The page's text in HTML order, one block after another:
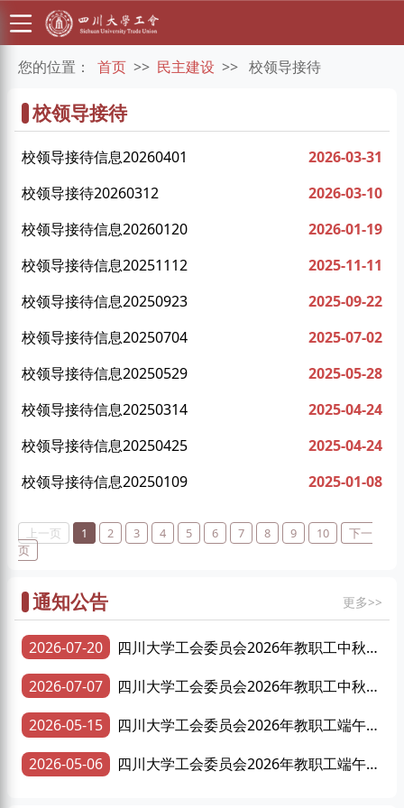
您的位置： 首页 >> 民主建设 >> 校领导接待
校领导接待
校领导接待信息20260401
2026-03-31
校领导接待20260312
2026-03-10
校领导接待信息20260120
2026-01-19
校领导接待信息20251112
2025-11-11
校领导接待信息20250923
2025-09-22
校领导接待信息20250704
2025-07-02
校领导接待信息20250529
2025-05-28
校领导接待信息20250314
2025-04-24
校领导接待信息20250425
2025-04-24
校领导接待信息20250109
2025-01-08
上一页 1 2 3 4 5 6 7 8 9 10
下一
页
通知公告 更多>>
2026-07-20
四川大学工会委员会2026年教职工中秋慰
2026-07-07
四川大学工会委员会2026年教职工中秋慰
2026-05-15
四川大学工会委员会2026年教职工端午慰
2026-05-06
四川大学工会委员会2026年教职工端午慰